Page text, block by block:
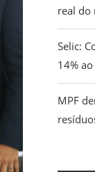
real do
Selic:
14%
MPF